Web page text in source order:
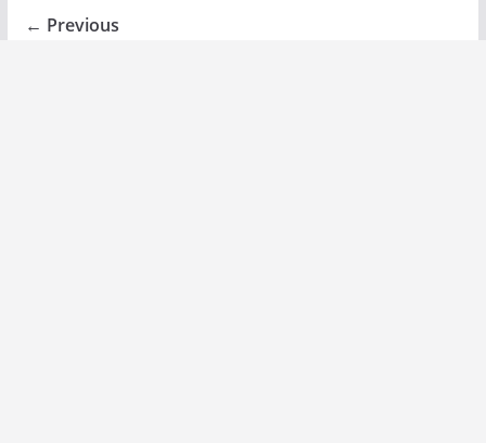
← Previous